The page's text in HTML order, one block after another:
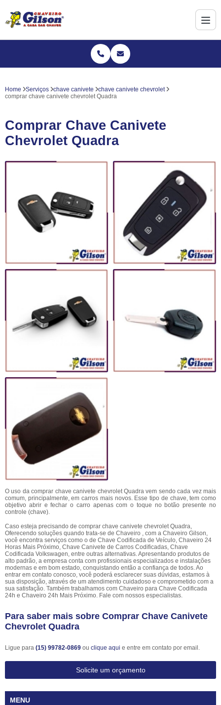
Home Serviços chave canivete
chave canivete chevrolet
comprar chave canivete chevrolet Quadra
Comprar Chave Canivete
Chevrolet Quadra
O uso da comprar chave canivete chevrolet Quadra vem sendo cada vez mais
comum, principalmente, em carros mais novos. Esse tipo de chave, tem como
objetivo abrir e fechar o carro apenas com o toque no botão presente no
controle (chave).
Caso esteja precisando de comprar chave canivete chevrolet Quadra,
Oferecendo soluções quando trata-se de Chaveiro , com a Chaveiro Gilson,
você encontra serviços como o de Chave Codificada de Veículo, Chaveiro 24
Horas Mais Próximo, Chave Canivete de Carros Codificadas, Chave
Codificada Volkswagen, entre outras alternativas. Apresentando produtos de
alto padrão, a empresa conta com profissionais especializados e instalações
modernas e em bom estado, conquistando então a confiança de todos. Ao
entrar em contato conosco, você poderá esclarecer suas dúvidas, estamos à
sua disposição, através de um atendimento cuidadoso e comprometido com a
sua satisfação. Também trabalhamos com Chaveiro para Chave Codificada
24h e Chaveiro 24h Mais Próximo. Fale com nossos especialistas.
Para saber mais sobre Comprar Chave Canivete
Chevrolet Quadra
Ligue para (15) 99782-0869 ou clique aqui e entre em contato por email.
Solicite um orçamento
MENU